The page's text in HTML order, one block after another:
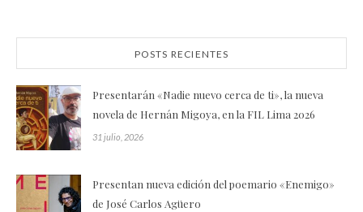
POSTS RECIENTES
Presentarán «Nadie nuevo cerca de ti», la nueva
novela de Hernán Migoya, en la FIL Lima 2026
31 julio, 2026
Presentan nueva edición del poemario «Enemigo»
de José Carlos Agüero